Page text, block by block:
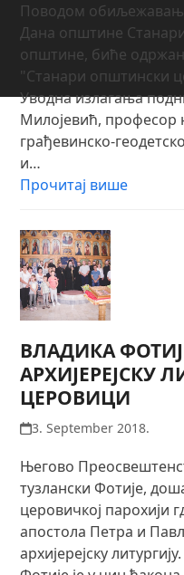
Поводом
Дана општине
општине, биће
"Станари општински
Уводна излагања
Милојевић, професор
грађевинско-
и…
Прочитај више
ВЛАДИКА
АРХИЈЕРЕЈСКУ
ЦЕРОВИЦИ
3. September 2018.
Његово
тузлански Фотије,
церовичкој парохији
апостола Петра и
архијерејску